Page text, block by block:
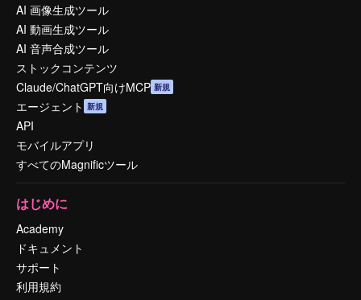
AI 画像生成ツール
AI 動画生成ツール
AI 音声合成ツール
ストックコンテンツ
Claude/ChatGPT向けMCP 新規
エージェント 新規
API
モバイルアプリ
すべてのMagnificツール
はじめに
Academy
ドキュメント
サポート
利用規約